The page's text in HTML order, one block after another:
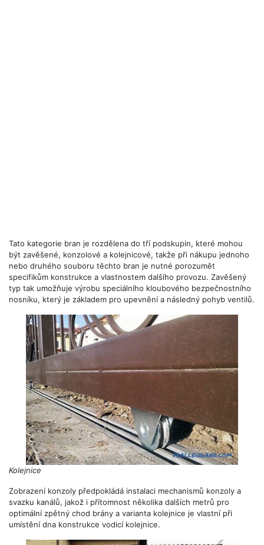
Tato kategorie bran je rozdělena do tří podskupin, které mohou
být zavěšené, konzolové a kolejnicové, takže při nákupu jednoho
nebo druhého souboru těchto bran je nutné porozumět
specifikům konstrukce a vlastnostem dalšího provozu. Zavěšený
typ tak umožňuje výrobu speciálního kloubového bezpečnostního
nosníku, který je základem pro upevnění a následný pohyb ventilů.
Kolejnice
Zobrazení konzoly předpokládá instalaci mechanismů konzoly a
svazku kanálů, jakož i přítomnost několika dalších metrů pro
optimální zpětný chod brány a varianta kolejnice je vlastní při
umístění dna konstrukce vodicí kolejnice.